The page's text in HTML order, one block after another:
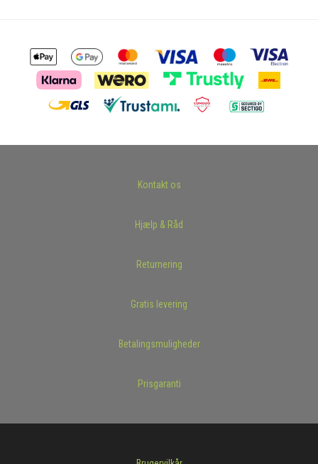
Kontakt os
Hjælp & Råd
Returnering
Gratis levering
Betalingsmuligheder
Prisgaranti